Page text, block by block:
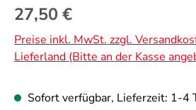
Regulärer Preis:
27,50 €
Preise inkl. MwSt. zzgl.
Lieferland (Bitte an der Kasse
Sofort verfügbar, Lieferzeit: 1-4